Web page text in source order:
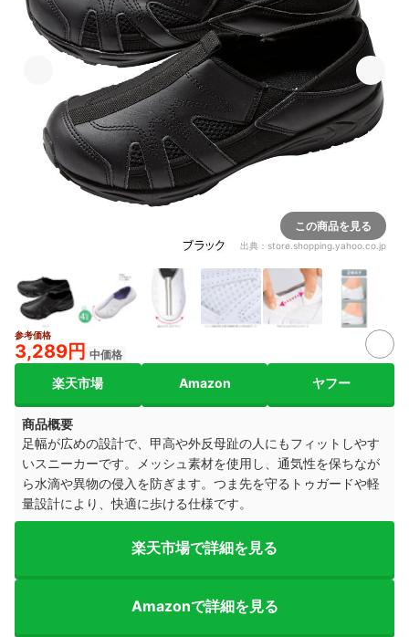
この商品を見る
出典： store.shopping.yahoo.co.jp
参考価格
3,289円 中価格
楽天市場 Amazon ヤフー
商品概要
足幅が広めの設計で、甲高や外反母趾の人にもフィットしやす
いスニーカーです。メッシュ素材を使用し、通気性を保ちなが
ら水滴や異物の侵入を防ぎます。つま先を守るトゥガードや軽
量設計により、快適に歩ける仕様です。
楽天市場で詳細を見る
Amazonで詳細を見る